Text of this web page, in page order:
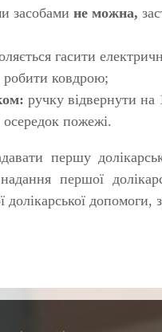
засобами не можна,
гасити
робити ковдрою;
ручку відвернути на
пожежі.
першу
першої
допомоги,